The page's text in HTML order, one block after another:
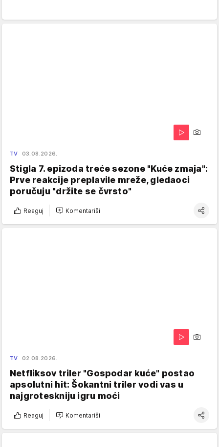
TV 03.08.2026.
Stigla 7. epizoda treće sezone "Kuće zmaja":
Prve reakcije preplavile mreže, gledaoci
poručuju "držite se čvrsto"
Reaguj Komentariši
TV 02.08.2026.
Netfliksov triler "Gospodar kuće" postao
apsolutni hit: Šokantni triler vodi vas u
najgroteskniju igru moći
Reaguj Komentariši